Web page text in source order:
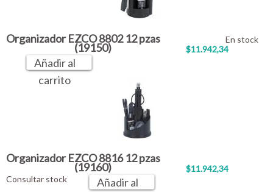
Organizador EZCO 8802 12 pzas
(19150) $11.942,34
En stock
Añadir al
carrito
Organizador EZCO 8816 12 pzas
(19160)
$11.942,34
Consultar stock
Añadir al